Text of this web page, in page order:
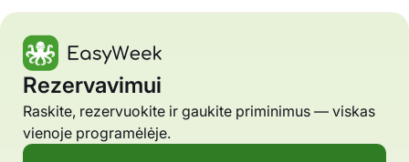
Rezervavimui
Raskite, rezervuokite ir gaukite priminimus — viskas
vienoje programėlėje.